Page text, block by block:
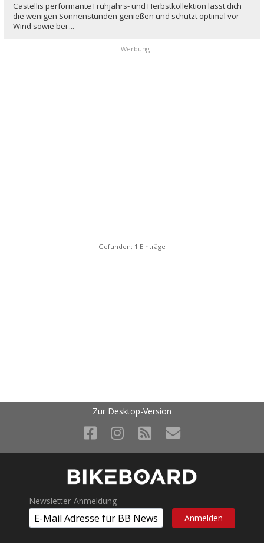
Castellis performante Frühjahrs- und Herbstkollektion lässt dich
die wenigen Sonnenstunden genießen und schützt optimal vor
Wind sowie bei ...
Werbung
Gefunden: 1 Einträge
Zur Desktop-Version
Newsletter-Anmeldung